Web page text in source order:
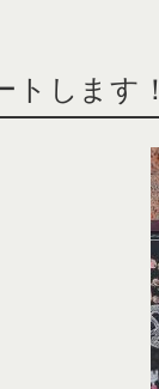
トします！